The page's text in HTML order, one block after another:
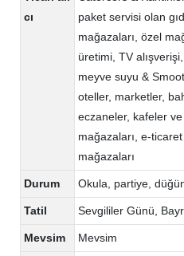
cı
paket servisi olan
mağazaları, özel
üretimi, TV
meyve suyu &
oteller, marketler,
eczaneler, kafeler
mağazaları, e-
mağazaları
Durum Okula, partiye,
Tatil Sevgililer Günü,
Mevsim Mevsim